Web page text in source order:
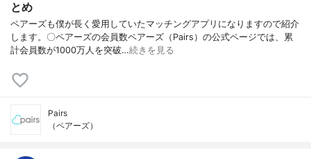
とめ
ペアーズも僕が長く愛用していたマッチングアプリになりますので紹介
します。〇ペアーズの会員数ペアーズ（Pairs）の公式ページでは、累
計会員数が1000万人を突破…続きを見る
Pairs
（ペアーズ）